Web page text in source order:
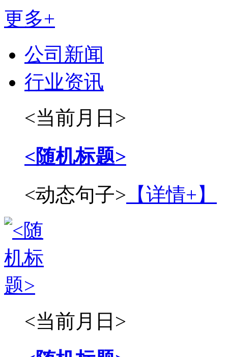
更多+
公司新闻
行业资讯
<当前月日>
<随机标题>
<动态句子> 【详情+】
<当前月日>